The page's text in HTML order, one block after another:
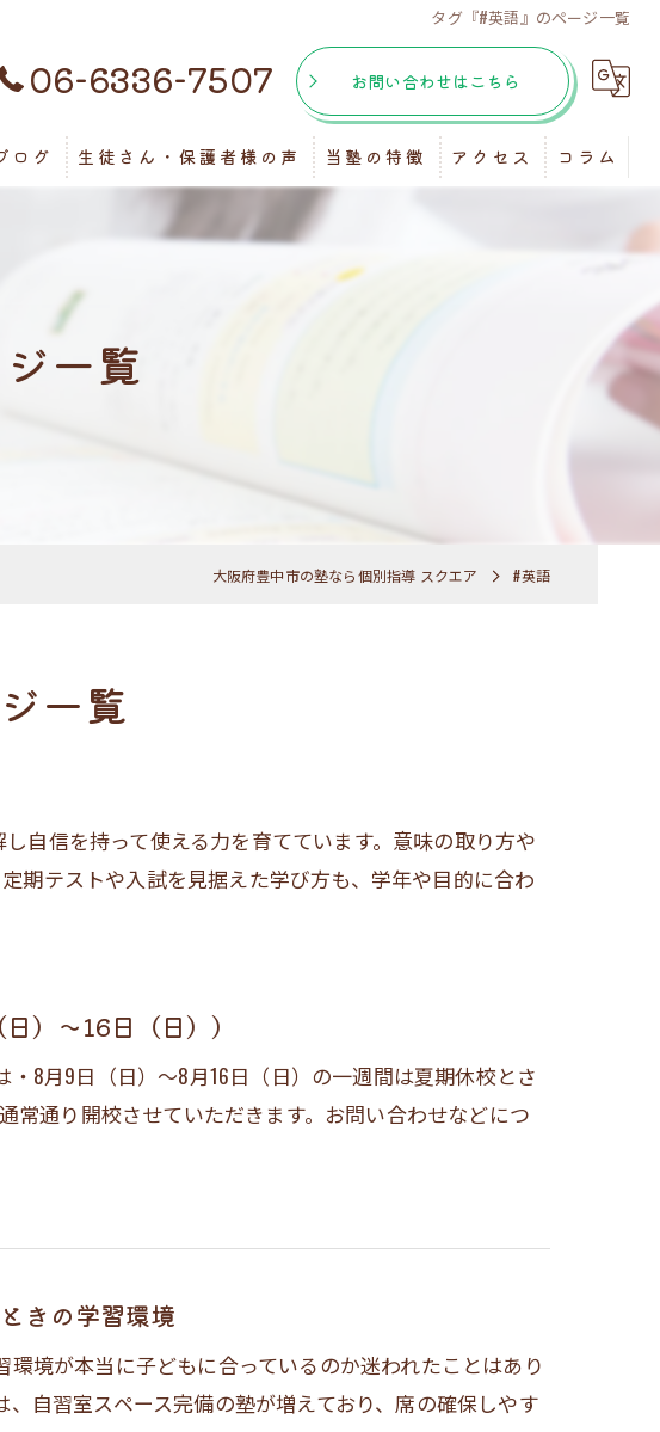
タグ『#英語』のページ一覧
06-6336-7507 お問い合わせはこちら
ログ 生徒さん・保護者様の声 当塾の特徴
マンツーマン
アクセス コラム
一覧
大阪府豊中市の塾なら個別指導 スクエア #英語
一覧
自信を持って使える力を育てています。意味の取り方や
期テストや入試を見据えた学び方も、学年や目的に合わ
）～16日（日））
8月9日（日）～8月16日（日）の一週間は夏期休校とさ
常通り開校させていただきます。お問い合わせなどにつ
きの学習環境
境が本当に子どもに合っているのか迷われたことはあり
自習室スペース完備の塾が増えており、席の確保しやす